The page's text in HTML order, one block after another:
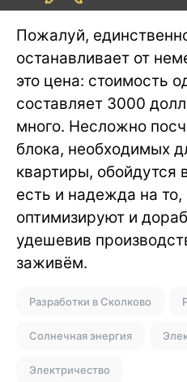
Пожалуй,
останавливает от
это цена: стоимость
составляет 3000
много. Несложно
блока, необходимых
квартиры, обойдутся
есть и надежда на то,
оптимизируют и
удешевив
заживём.
Разработки в Сколково
Солнечная энергия
Электричество